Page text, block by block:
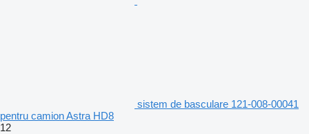
sistem de basculare 121-008-00041
pentru camion Astra HD8
12